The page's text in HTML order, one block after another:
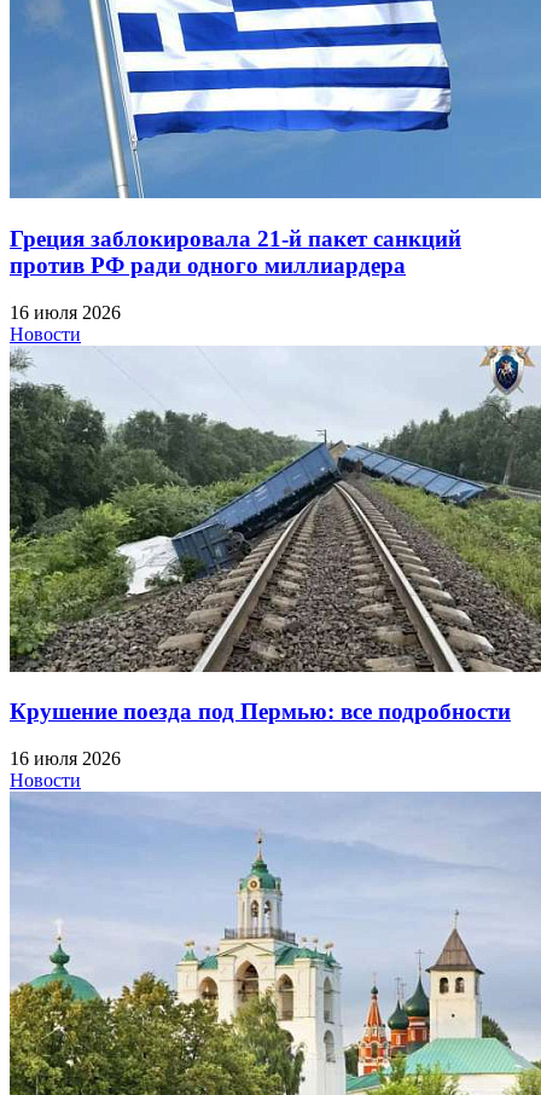
Греция заблокировала 21-й пакет санкций
против РФ ради одного миллиардера
16 июля 2026
Новости
Крушение поезда под Пермью: все подробности
16 июля 2026
Новости